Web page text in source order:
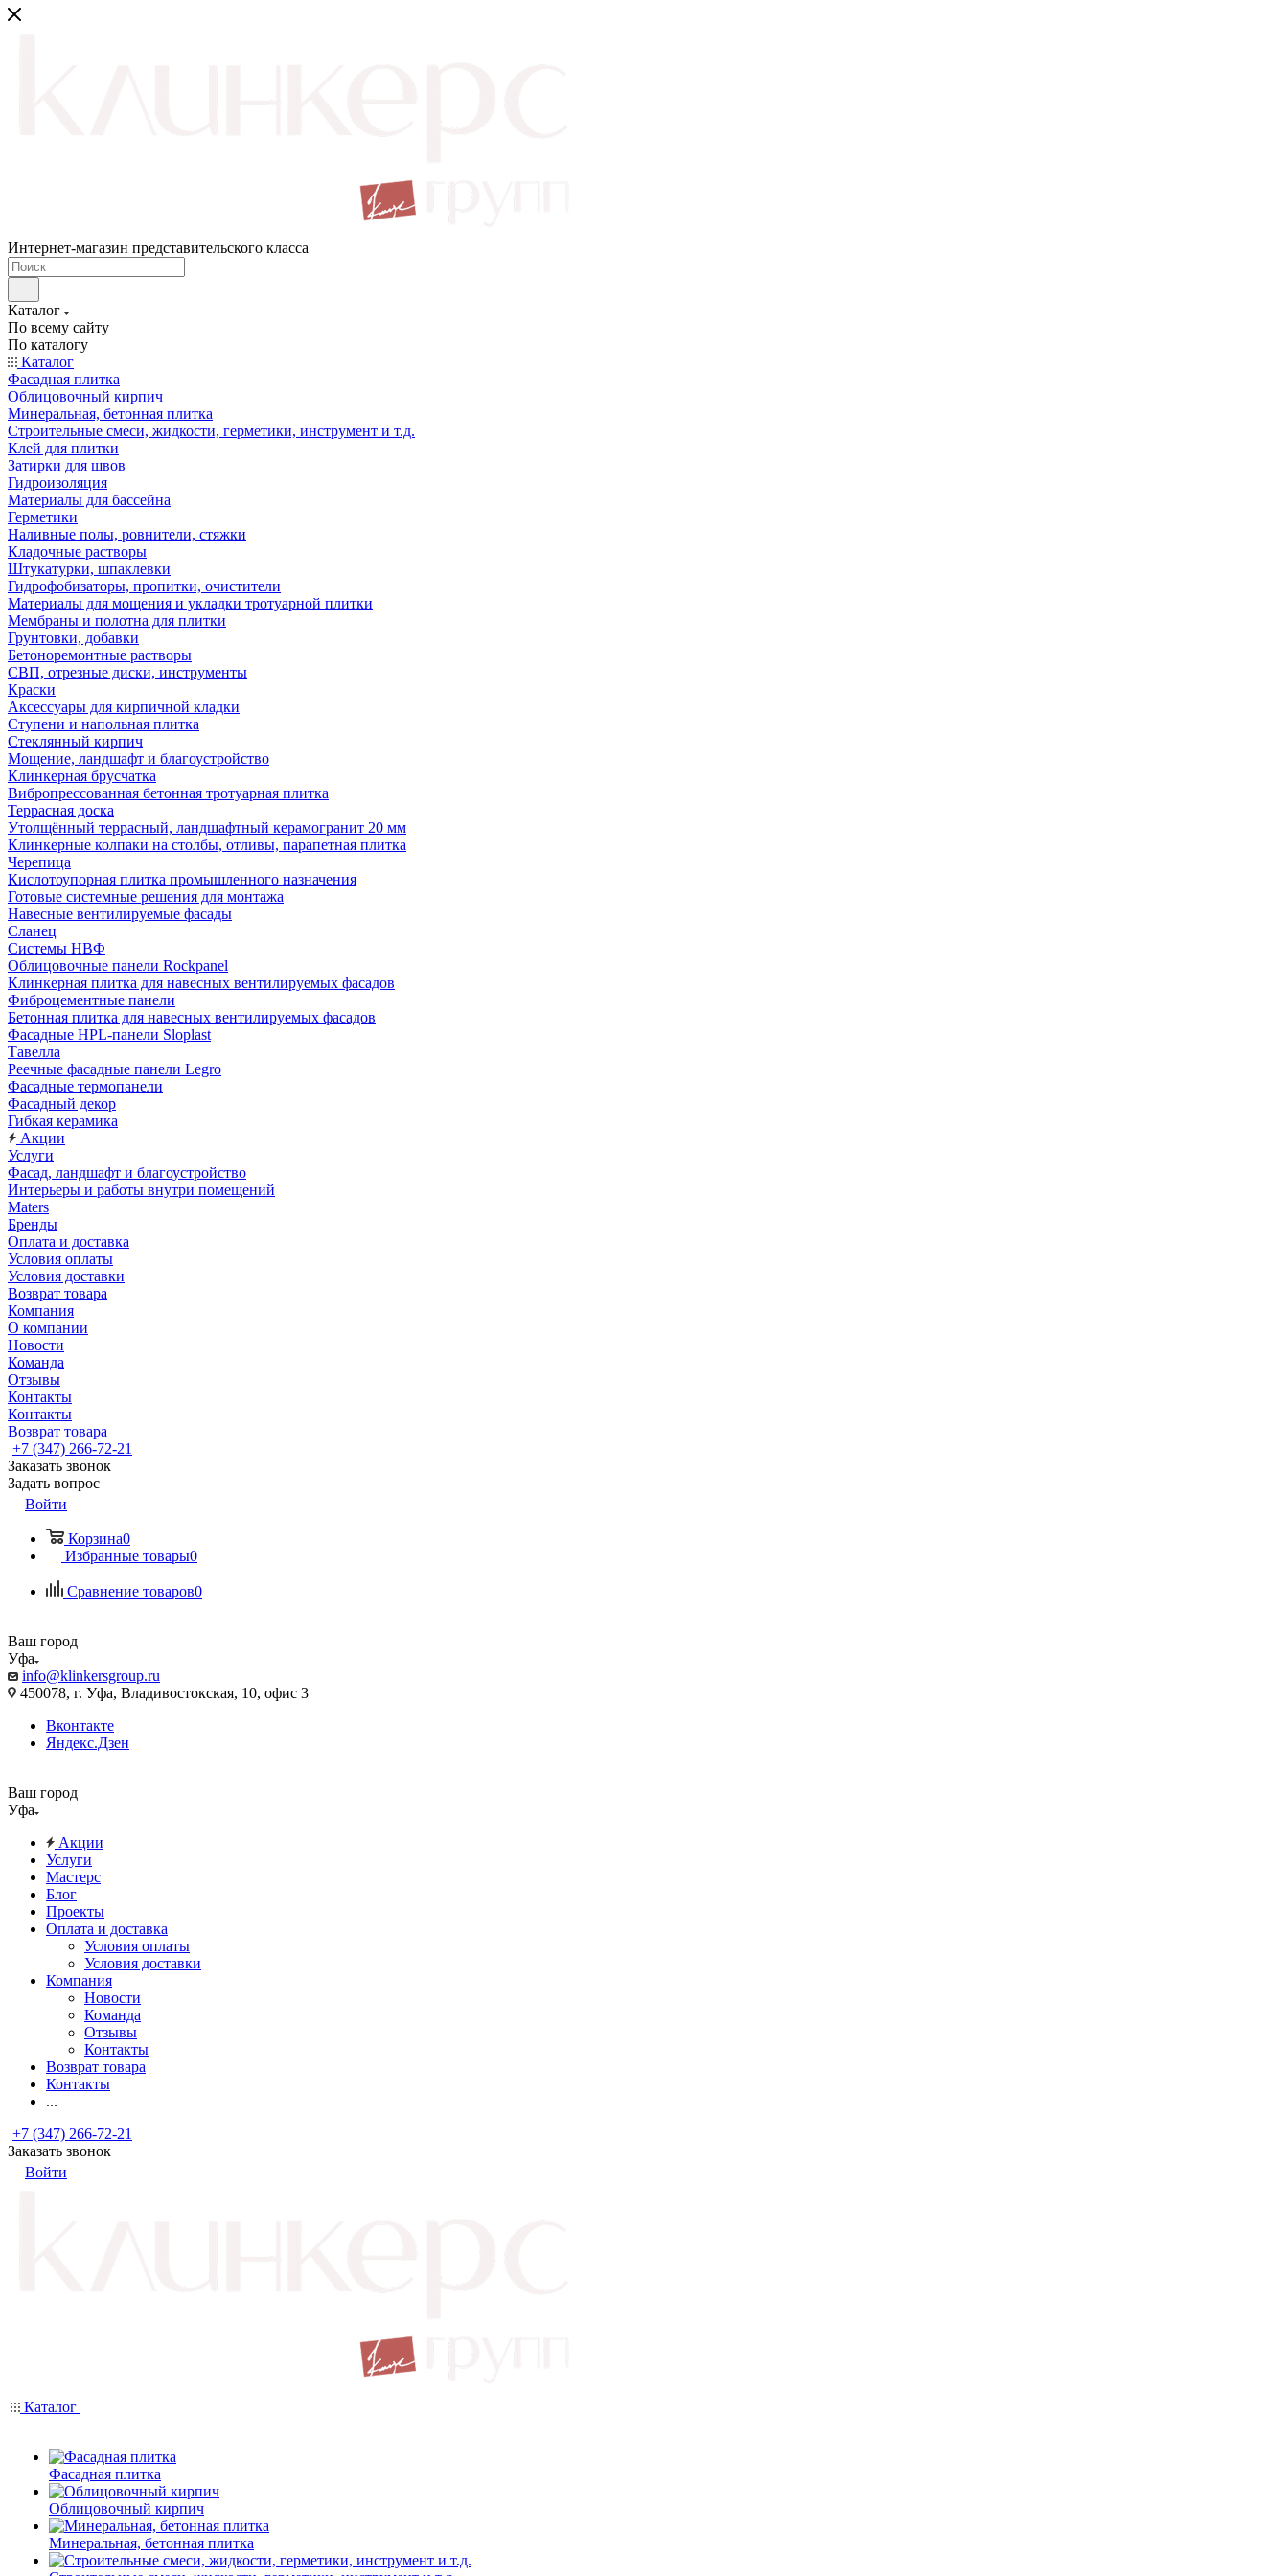
Интернет-магазин представительского класса
Каталог
По всему сайту
По каталогу
Каталог
Фасадная плитка
Облицовочный кирпич
Минеральная, бетонная плитка
Строительные смеси, жидкости, герметики, инструмент и т.д.
Клей для плитки
Затирки для швов
Гидроизоляция
Материалы для бассейна
Герметики
Наливные полы, ровнители, стяжки
Кладочные растворы
Штукатурки, шпаклевки
Гидрофобизаторы, пропитки, очистители
Материалы для мощения и укладки тротуарной плитки
Мембраны и полотна для плитки
Грунтовки, добавки
Бетоноремонтные растворы
СВП, отрезные диски, инструменты
Краски
Аксессуары для кирпичной кладки
Ступени и напольная плитка
Cтеклянный кирпич
Мощение, ландшафт и благоустройство
Клинкерная брусчатка
Вибропрессованная бетонная тротуарная плитка
Террасная доска
Утолщённый террасный, ландшафтный керамогранит 20 мм
Клинкерные колпаки на столбы, отливы, парапетная плитка
Черепица
Кислотоупорная плитка промышленного назначения
Готовые системные решения для монтажа
Навесные вентилируемые фасады
Сланец
Системы НВФ
Облицовочные панели Rockpanel
Клинкерная плитка для навесных вентилируемых фасадов
Фиброцементные панели
Бетонная плитка для навесных вентилируемых фасадов
Фасадные HPL-панели Sloplast
Тавелла
Реечные фасадные панели Legro
Фасадные термопанели
Фасадный декор
Гибкая керамика
Акции
Услуги
Фасад, ландшафт и благоустройство
Интерьеры и работы внутри помещений
Maters
Бренды
Оплата и доставка
Условия оплаты
Условия доставки
Возврат товара
Компания
О компании
Новости
Команда
Отзывы
Контакты
Контакты
Возврат товара
+7 (347) 266-72-21
Заказать звонок
Задать вопрос
Войти
Корзина0
Избранные товары0
Сравнение товаров0
Ваш город
Уфа
info@klinkersgroup.ru
450078, г. Уфа, Владивостокская, 10, офис 3
Вконтакте
Яндекс.Дзен
Ваш город
Уфа
Акции
Услуги
Мастерс
Блог
Проекты
Оплата и доставка
Условия оплаты
Условия доставки
Компания
Новости
Команда
Отзывы
Контакты
Возврат товара
Контакты
...
+7 (347) 266-72-21
Заказать звонок
Войти
Каталог
Фасадная плитка
Облицовочный кирпич
Минеральная, бетонная плитка